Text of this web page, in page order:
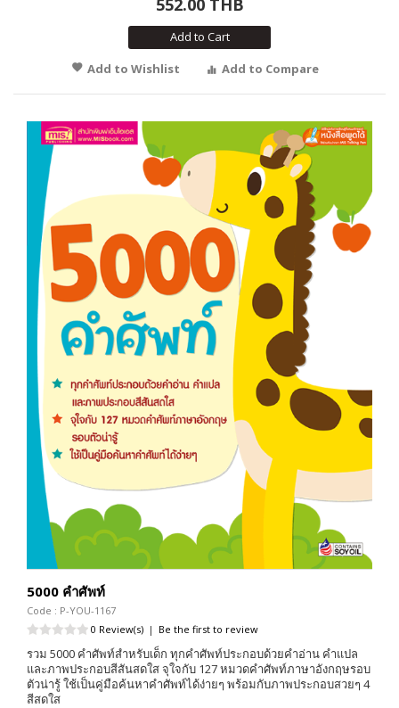
Add to Cart
Add to Wishlist
Add to Compare
5000 คำศัพท์
Code : P-YOU-1167
0 Review(s) | Be the first to review
รวม 5000 คำศัพท์สำหรับเด็ก ทุกคำศัพท์ประกอบด้วยคำอ่าน คำแปล
และภาพประกอบสีสันสดใส จุใจกับ 127 หมวดคำศัพท์ภาษาอังกฤษรอบ
ตัวน่ารู้ ใช้เป็นคู่มือค้นหาคำศัพท์ได้ง่ายๆ พร้อมกับภาพประกอบสวยๆ 4
สีสดใส